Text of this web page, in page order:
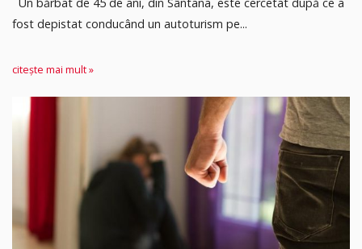
Un bărbat de 45 de ani, din Sântana, este cercetat după ce a
fost depistat conducând un autoturism pe...
citește mai mult »